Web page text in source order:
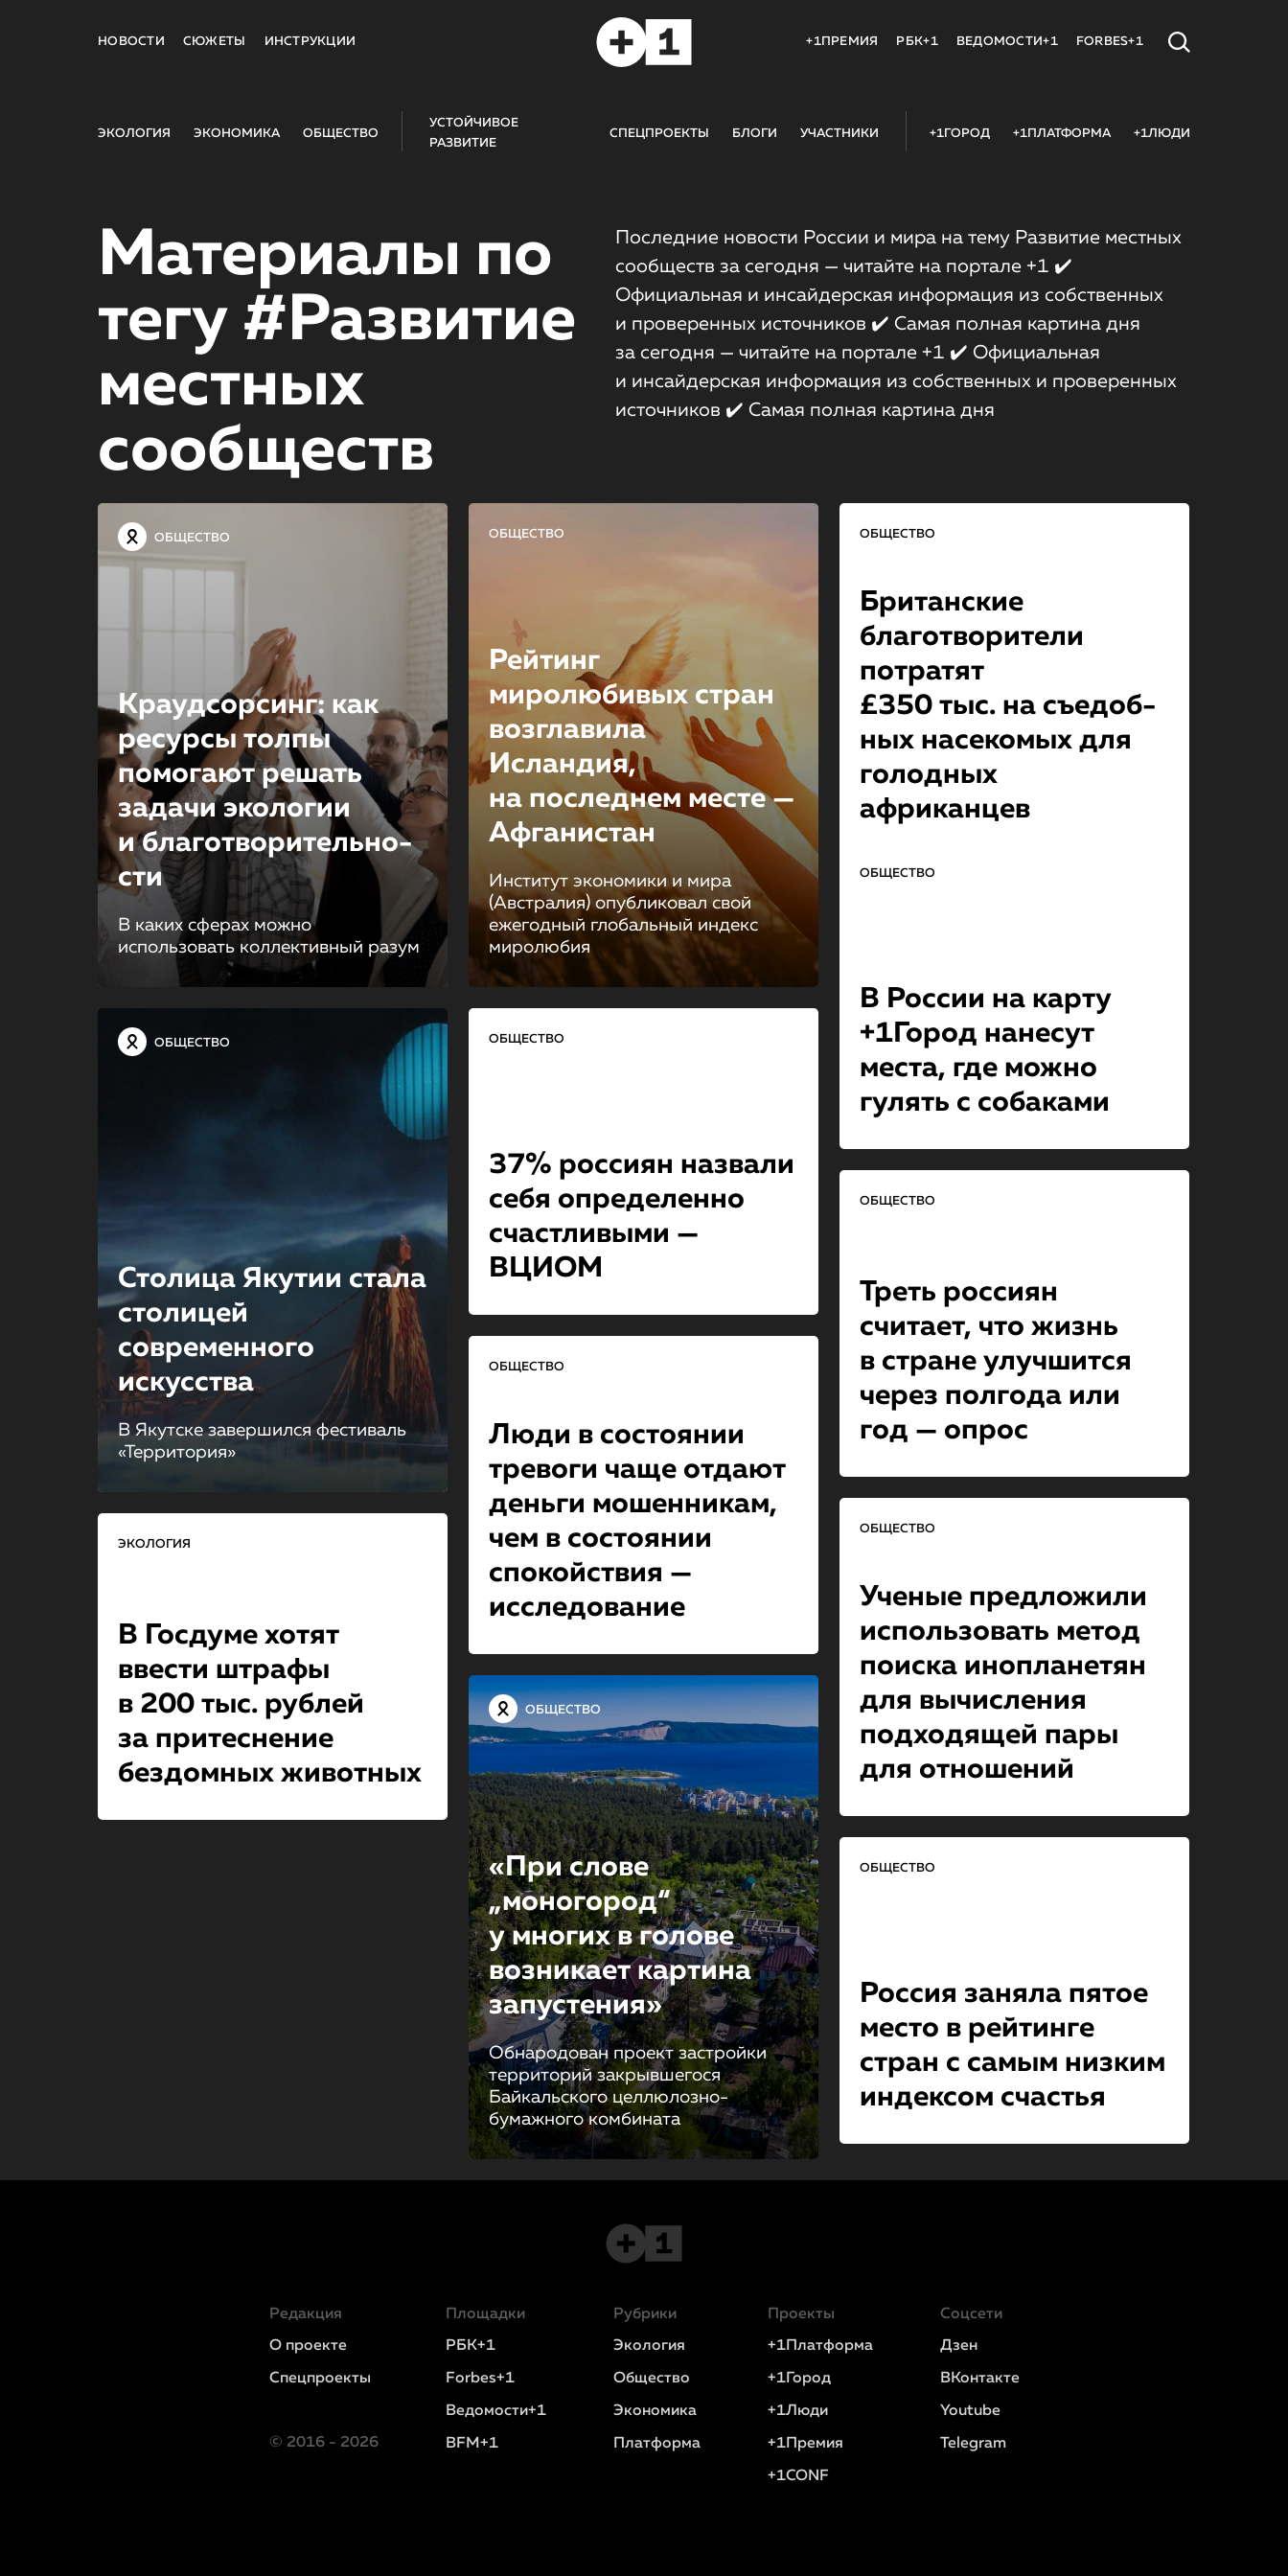
НОВОСТИ СЮЖЕТЫ ИНСТРУКЦИИ +1ПРЕМИЯ РБК+1 ВЕДОМОСТИ+1 FORBES+1
ЭКОЛОГИЯ ЭКОНОМИКА ОБЩЕСТВО
УСТОЙЧИВОЕ
РАЗВИТИЕ
СПЕЦПРОЕКТЫ БЛОГИ УЧАСТНИКИ +1ГОРОД +1ПЛАТФОРМА +1ЛЮДИ
Материалы по
тегу #Развитие
местных
сообществ
Последние новости России и мира на тему Развитие местных
сообществ за сегодня — читайте на портале +1 ✔️
Официальная и инсайдерская информация из собственных
и проверенных источников ✔️ Самая полная картина дня
за сегодня — читайте на портале +1 ✔️ Официальная
и инсайдерская информация из собственных и проверенных
источников ✔️ Самая полная картина дня
ОБЩЕСТВО
Краудсорсинг: как
ресурсы толпы
помогают решать
задачи экологии
и благотвори­тель­но­
сти
В каких сферах можно
использовать коллективный разум
ОБЩЕСТВО
Рейтинг
миролюбивых стран
возглавила
Исландия,
на последнем месте —
Афганистан
Институт экономики и мира
(Австралия) опубликовал свой
ежегодный глобальный индекс
миролюбия
ОБЩЕСТВО
Британские
благотворите­ли
потратят
£350 тыс. на съе­доб­
ных насекомых для
голодных
африканцев
ОБЩЕСТВО
В России на карту
+1Город нанесут
места, где можно
гулять с собаками
ОБЩЕСТВО
Столица Якутии стала
столицей
современного
искусства
В Якутске завершился фестиваль
«Территория»
ОБЩЕСТВО
37% россиян назвали
себя определенно
счастливыми —
ВЦИОМ
ОБЩЕСТВО
Треть россиян
считает, что жизнь
в стране улучшится
через полгода или
год — опрос
ОБЩЕСТВО
Люди в состоянии
тревоги чаще отдают
деньги мошенникам,
чем в состоянии
спокойствия —
исследование
ОБЩЕСТВО
Ученые предложили
использовать метод
поиска инопланетян
для вычисления
подходящей пары
для отношений
ЭКОЛОГИЯ
В Госдуме хотят
ввести штрафы
в 200 тыс. рублей
за притеснение
бездомных животных
ОБЩЕСТВО
«При слове
„моногород“
у многих в голове
возникает картина
запустения»
Обнародован проект застройки
территорий закрывшегося
Байкальского целлюлозно-
бумажного комбината
ОБЩЕСТВО
Россия заняла пятое
место в рейтинге
стран с самым низким
индексом счастья
Редакция
О проекте
Спецпроекты
© 2016 - 2026
Площадки
РБК+1
Forbes+1
Ведомости+1
BFM+1
Рубрики
Экология
Общество
Экономика
Платформа
Проекты
+1Платформа
+1Город
+1Люди
+1Премия
+1CONF
Соцсети
Дзен
ВКонтакте
Youtube
Telegram